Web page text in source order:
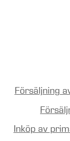
Försäljning
Inköp av